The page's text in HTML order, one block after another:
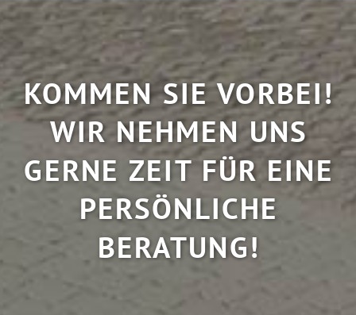
KOMMEN SIE VORBEI!
WIR NEHMEN UNS
GERNE ZEIT FÜR EINE
PERSÖNLICHE
BERATUNG!